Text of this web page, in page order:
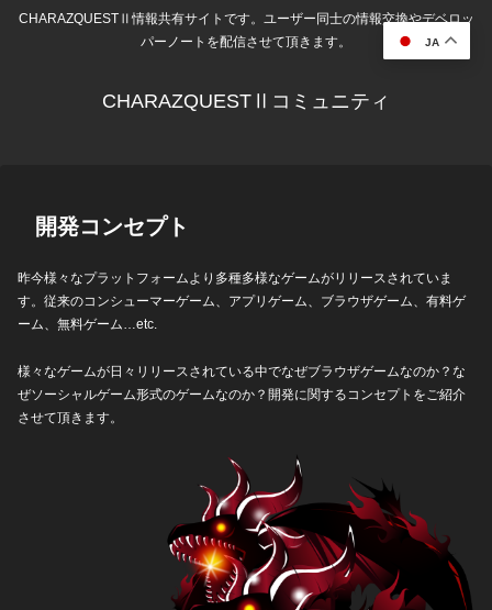
CHARAZQUESTⅡ情報共有サイトです。ユーザー同士の情報交換やデベロッ
パーノートを配信させて頂きます。
CHARAZQUESTⅡコミュニティ
開発コンセプト
昨今様々なプラットフォームより多種多様なゲームがリリースされていま
す。従来のコンシューマーゲーム、アプリゲーム、ブラウザゲーム、有料ゲ
ーム、無料ゲーム…etc.
様々なゲームが日々リリースされている中でなぜブラウザゲームなのか？な
ぜソーシャルゲーム形式のゲームなのか？開発に関するコンセプトをご紹介
させて頂きます。
JA